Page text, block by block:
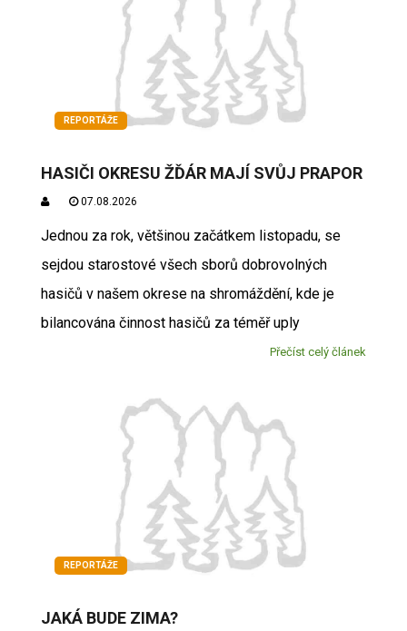
REPORTÁŽE
HASIČI OKRESU ŽĎÁR MAJÍ SVŮJ PRAPOR
07.08.2026
Jednou za rok, většinou začátkem listopadu, se
sejdou starostové všech sborů dobrovolných
hasičů v našem okrese na shromáždění, kde je
bilancována činnost hasičů za téměř uply
Přečíst celý článek
REPORTÁŽE
JAKÁ BUDE ZIMA?